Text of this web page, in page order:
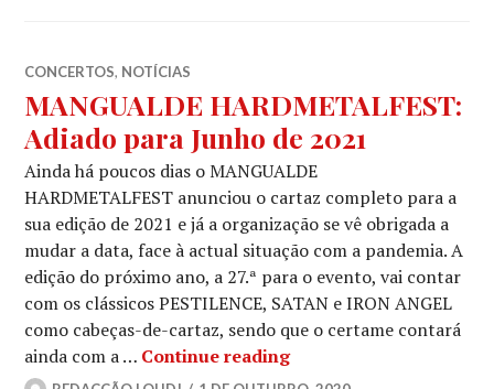
CONCERTOS, NOTÍCIAS
MANGUALDE HARDMETALFEST:
Adiado para Junho de 2021
Ainda há poucos dias o MANGUALDE
HARDMETALFEST anunciou o cartaz completo para a
sua edição de 2021 e já a organização se vê obrigada a
mudar a data, face à actual situação com a pandemia. A
edição do próximo ano, a 27.ª para o evento, vai contar
com os clássicos PESTILENCE, SATAN e IRON ANGEL
como cabeças-de-cartaz, sendo que o certame contará
ainda com a … Continue readingMANGUALDE